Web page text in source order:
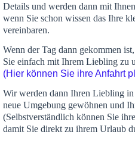
Details und werden dann mit
wenn Sie schon wissen das Ihre
vereinbaren.
Wenn der Tag dann gekommen
Sie einfach mit Ihrem Liebling zu
(Hier können Sie ihre Anfahrt
Wir werden dann Ihren Liebling
neue Umgebung gewöhnen und
(Selbstverständlich können Sie
damit Sie direkt zu ihrem Urlaub